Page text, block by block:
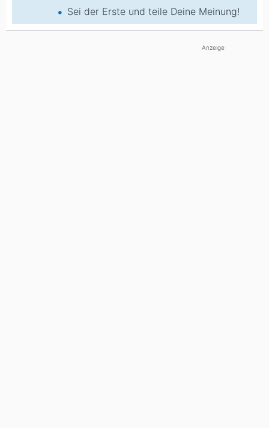
Sei der Erste und teile Deine Meinung!
Anzeige